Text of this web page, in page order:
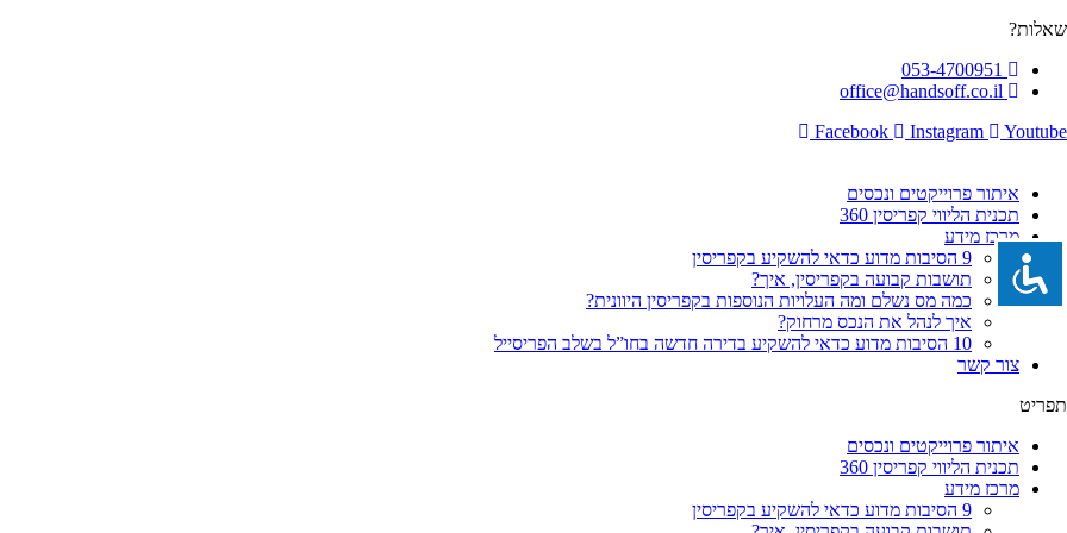
דלג
שאלות?
053-4700951
office@handsoff.co.il
Facebook
Instagram Youtube
איתור פרוייקטים ונכסים
תכנית הליווי קפריסין 360
מרכז מידע
9 הסיבות מדוע כדאי להשקיע בקפריסין
תושבות קבועה בקפריסין, איך?
כמה מס נשלם ומה העלויות הנוספות בקפריסין היוונית?
איך לנהל את הנכס מרחוק?
10 הסיבות מדוע כדאי להשקיע בדירה חדשה בחו”ל בשלב הפריסייל
צור קשר
תפריט
איתור פרוייקטים ונכסים
תכנית הליווי קפריסין 360
מרכז מידע
9 הסיבות מדוע כדאי להשקיע בקפריסין